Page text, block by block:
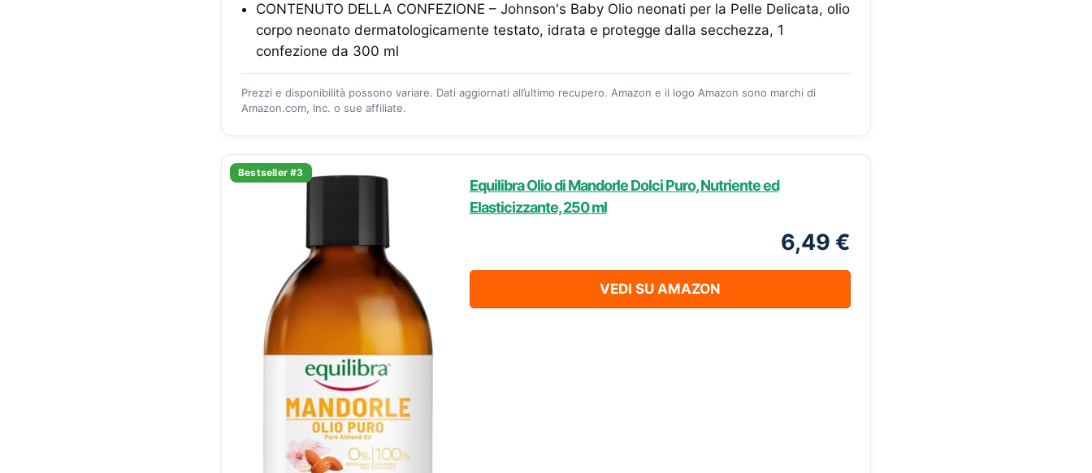
CONTENUTO DELLA CONFEZIONE – Johnson's Baby Olio neonati per la Pelle Delicata, olio
corpo neonato dermatologicamente testato, idrata e protegge dalla secchezza, 1
confezione da 300 ml
Prezzi e disponibilità possono variare. Dati aggiornati all’ultimo recupero. Amazon e il logo Amazon sono marchi di
Amazon.com, Inc. o sue affiliate.
Bestseller #3
Equilibra Olio di Mandorle Dolci Puro, Nutriente ed
Elasticizzante, 250 ml
6,49 €
VEDI SU AMAZON